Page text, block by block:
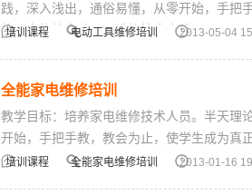
践，深入浅出，通俗易懂，从零开始，手把
的、全能的电动工具维修技术人才。
培训课程 电动工具维修培训 2013-05-04
全能家电维修培训
教学目标：培养家电维修技术人员。半天理
开始，手把手教，教会为止，使学生成为真
月。
培训课程 全能家电维修培训 2013-01-16